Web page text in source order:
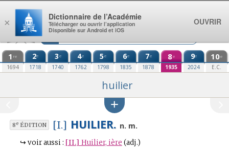
Aller au contenu
1 re
1694
2e
1718
3e
1740
4e
1762
5e
1798
6e
1835
7e
1878
8e
1935
9e
2024
10e
E.C.
huilier
8eÉDITION [I.] HUILIER. n. m.
↪ voir aussi : [II.] Huilier, ière (adj.)
×
Dictionnaire de l’Académie
Télécharger ou ouvrir l’application
Disponible sur Android et iOS
OUVRIR